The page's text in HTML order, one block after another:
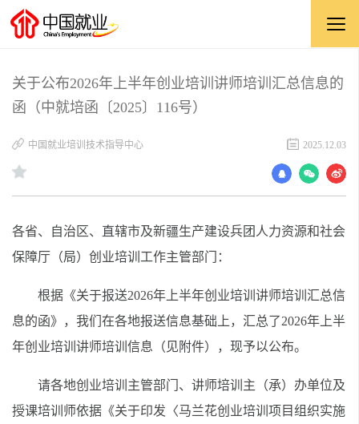
关于公布2026年上半年创业培训讲师培训汇总信息的
函（中就培函〔2025〕116号）
​中国就业培训技术指导中心 2025.12.03
各省、自治区、直辖市及新疆生产建设兵团人力资源和社会
保障厅（局）创业培训工作主管部门：
根据《关于报送2026年上半年创业培训讲师培训汇总信
息的函》，我们在各地报送信息基础上，汇总了2026年上半
年创业培训讲师培训信息（见附件），现予以公布。
请各地创业培训主管部门、讲师培训主（承）办单位及
授课培训师依据《关于印发〈马兰花创业培训项目组织实施